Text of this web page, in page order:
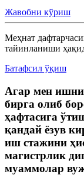
Жавобни кўриш
Меҳнат
тайинланиши
Батафсил ўқиш
Агар мен
бирга олиб
ҳафтасига
қандай ёзув
иш стажини
магистрлик
муаммолар